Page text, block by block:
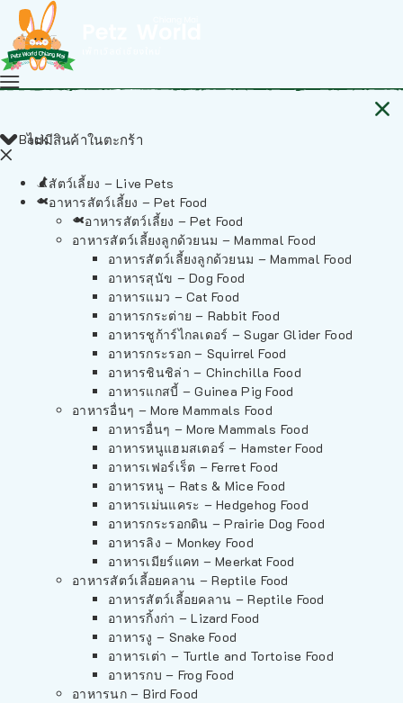
ไม่มีสินค้าในตะกร้า
Back
สัตว์เลี้ยง – Live Pets
อาหารสัตว์เลี้ยง – Pet Food
อาหารสัตว์เลี้ยง – Pet Food
อาหารสัตว์เลี้ยงลูกด้วยนม – Mammal Food
อาหารสัตว์เลี้ยงลูกด้วยนม – Mammal Food
อาหารสุนัข – Dog Food
อาหารแมว – Cat Food
อาหารกระต่าย – Rabbit Food
อาหารชูก้าร์ไกลเดอร์ – Sugar Glider Food
อาหารกระรอก – Squirrel Food
อาหารชินชิล่า – Chinchilla Food
อาหารแกสบี้ – Guinea Pig Food
อาหารอื่นๆ – More Mammals Food
อาหารอื่นๆ – More Mammals Food
อาหารหนูแฮมสเตอร์ – Hamster Food
อาหารเฟอร์เร็ต – Ferret Food
อาหารหนู – Rats & Mice Food
อาหารเม่นแคระ – Hedgehog Food
อาหารกระรอกดิน – Prairie Dog Food
อาหารลิง – Monkey Food
อาหารเมียร์แคท – Meerkat Food
อาหารสัตว์เลี้อยคลาน – Reptile Food
อาหารสัตว์เลี้อยคลาน – Reptile Food
อาหารกิ้งก่า – Lizard Food
อาหารงู – Snake Food
อาหารเต่า – Turtle and Tortoise Food
อาหารกบ – Frog Food
อาหารนก – Bird Food